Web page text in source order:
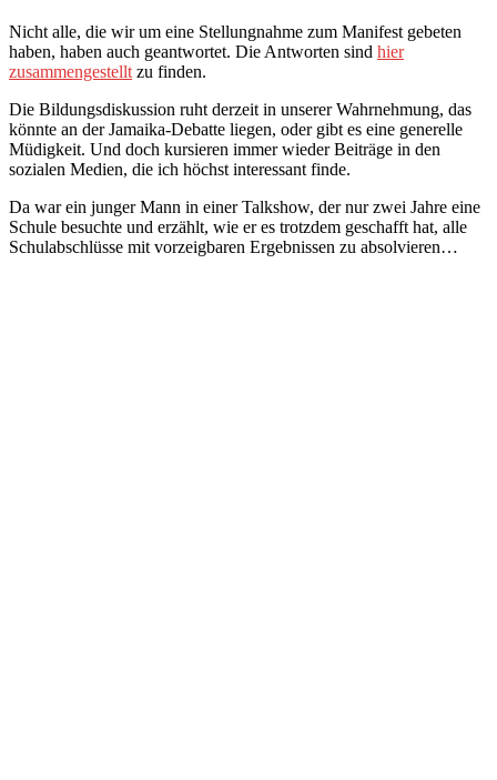
Nicht alle, die wir um eine Stellungnahme zum Manifest gebeten
haben, haben auch geantwortet. Die Antworten sind hier
zusammengestellt zu finden.
Die Bildungsdiskussion ruht derzeit in unserer Wahrnehmung, das
könnte an der Jamaika-Debatte liegen, oder gibt es eine generelle
Müdigkeit. Und doch kursieren immer wieder Beiträge in den
sozialen Medien, die ich höchst interessant finde.
Da war ein junger Mann in einer Talkshow, der nur zwei Jahre eine
Schule besuchte und erzählt, wie er es trotzdem geschafft hat, alle
Schulabschlüsse mit vorzeigbaren Ergebnissen zu absolvieren…